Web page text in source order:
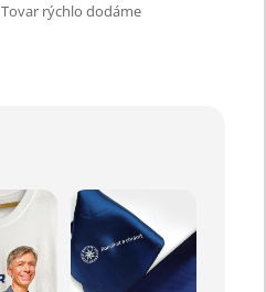
Tovar rýchlo dodáme